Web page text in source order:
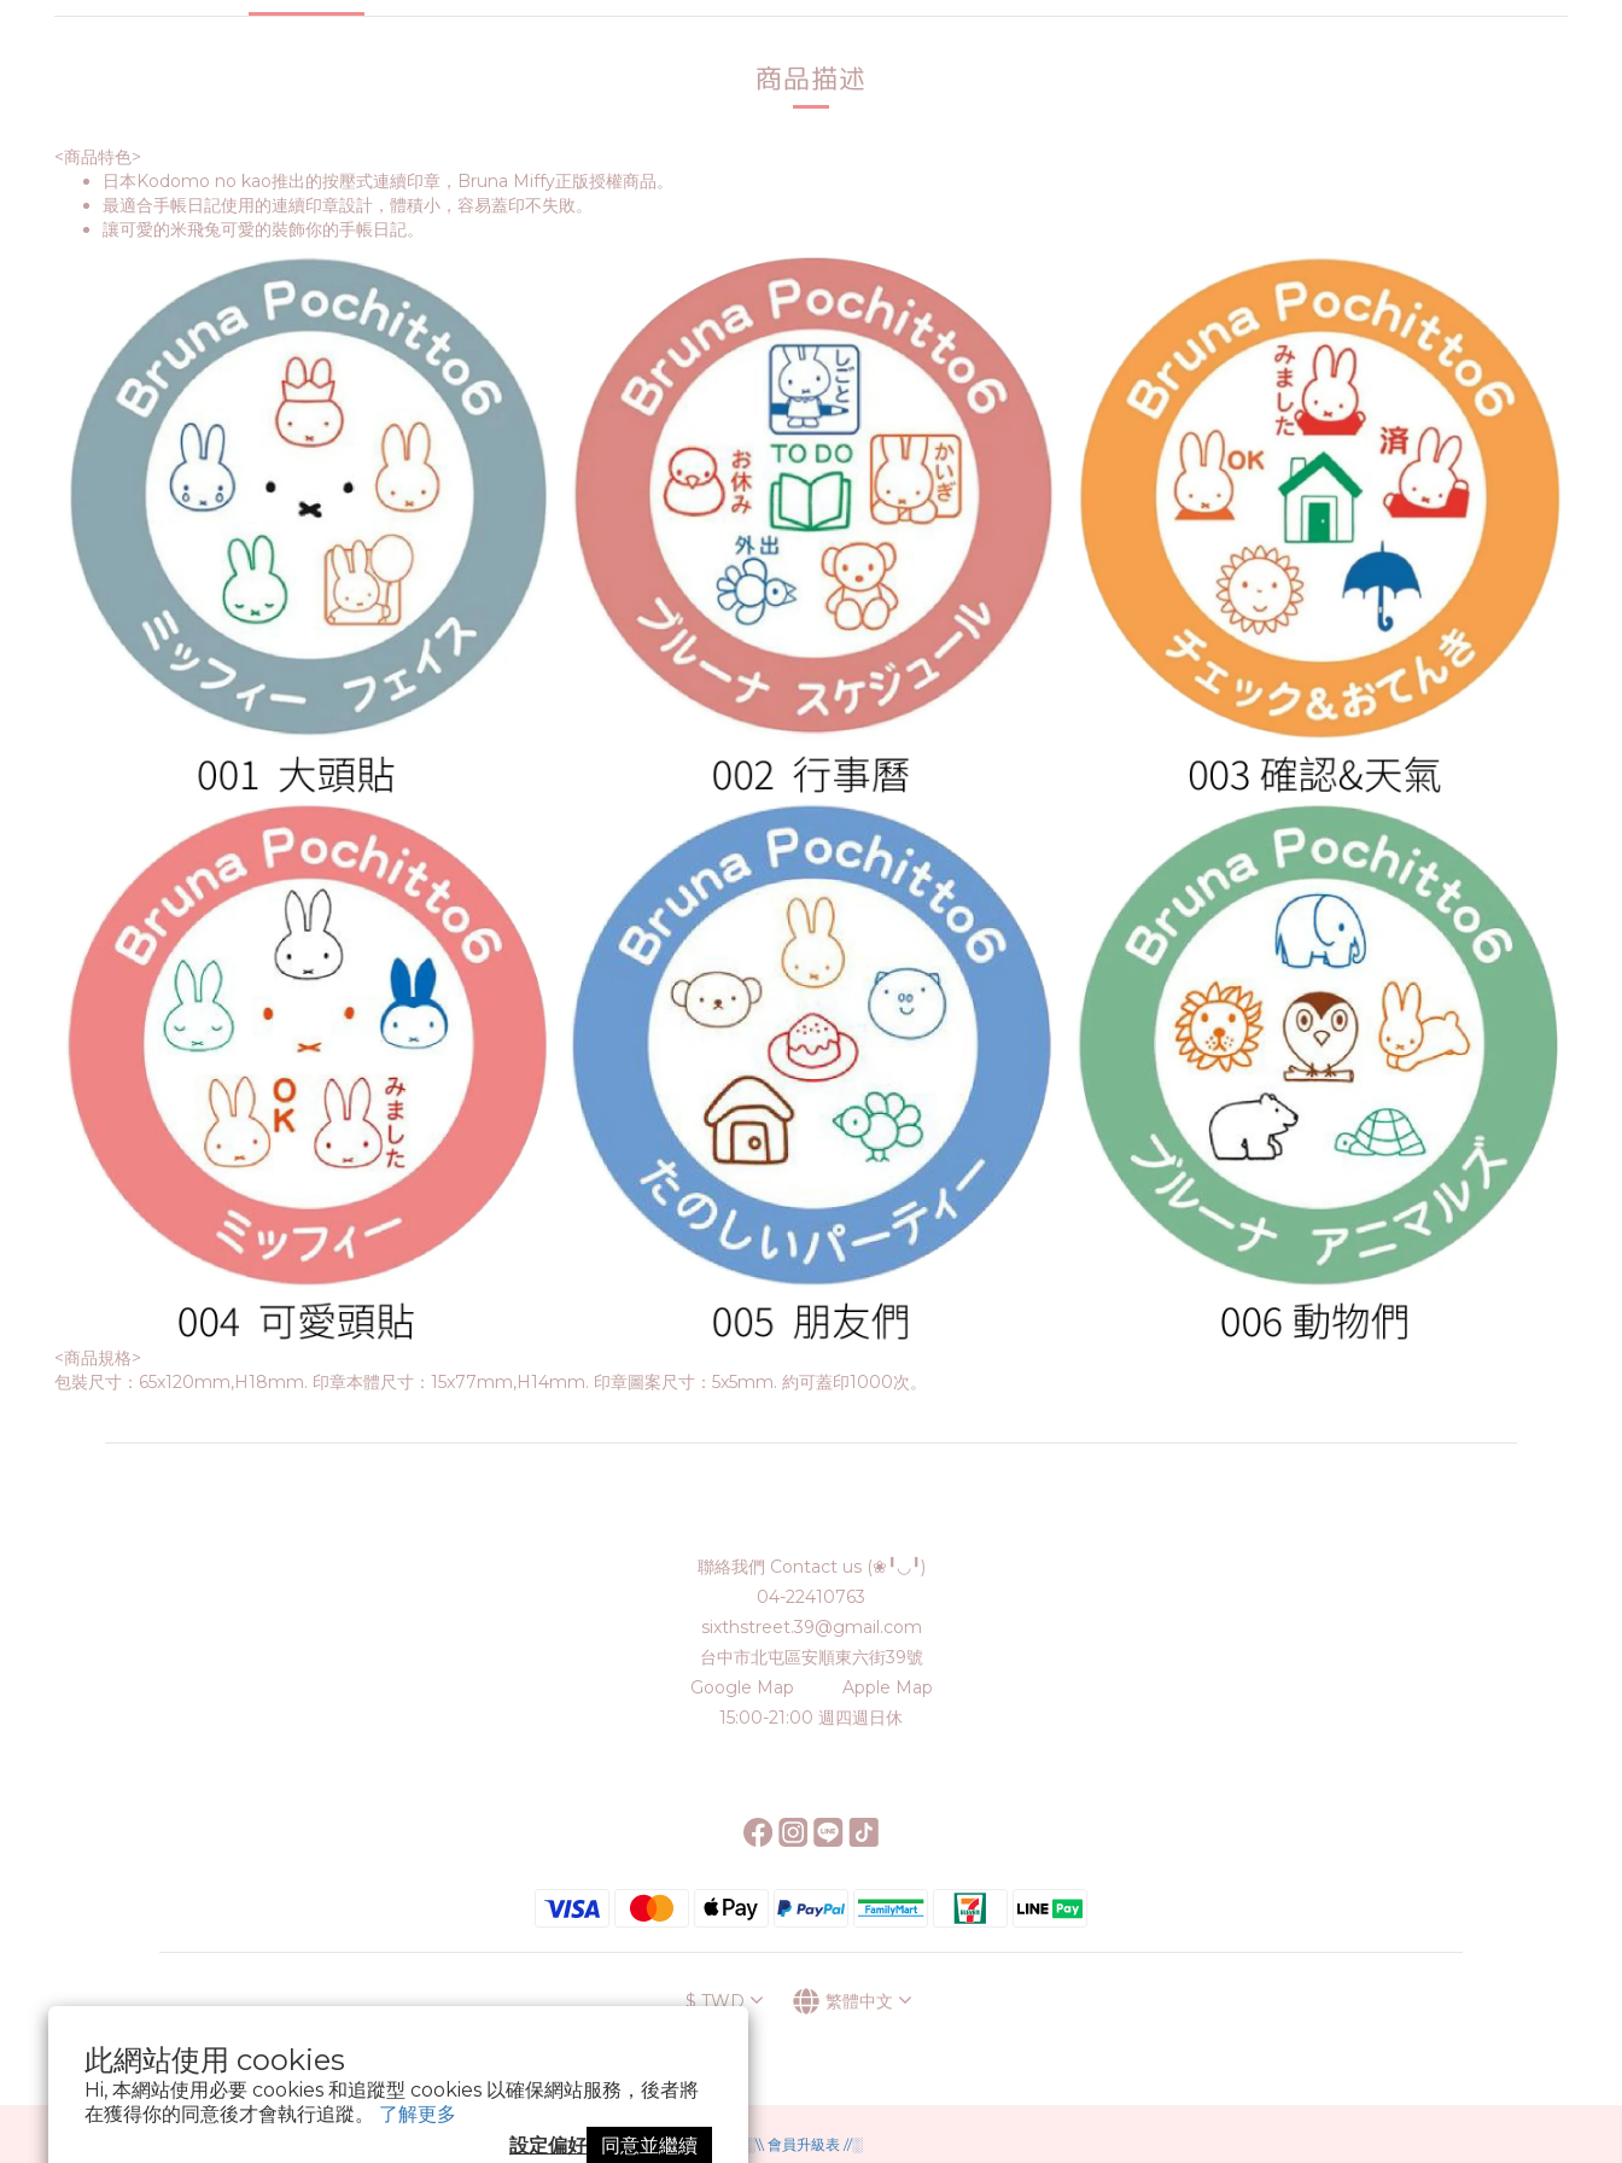
此網站使用 cookies
Hi, 本網站使用必要 cookies 和追蹤型 cookies 以確保網站服務，後者將
在獲得你的同意後才會執行追蹤。 了解更多
設定偏好
同意並繼續
商品描述
<商品特色>
日本Kodomo no kao推出的按壓式連續印章，Bruna Miffy正版授權商品。
最適合手帳日記使用的連續印章設計，體積小，容易蓋印不失敗。
讓可愛的米飛兔可愛的裝飾你的手帳日記。
<商品規格>
包裝尺寸：65x120mm,H18mm. 印章本體尺寸：15x77mm,H14mm. 印章圖案尺寸：5x5mm. 約可蓋印1000次。
聯絡我們 Contact us (❀╹◡╹)
04-22410763
sixthstreet.39@gmail.com
台中市北屯區安順東六街39號
Google Map
Apple Map
15:00-21:00 週四週日休
$ TWD 繁體中文
░\\ 會員升級表 //░